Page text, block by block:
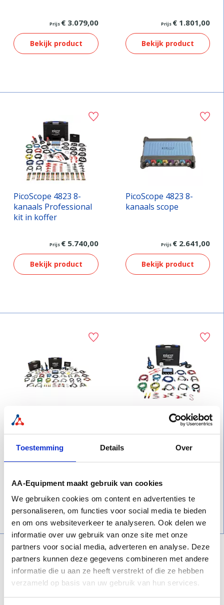
Toestemming Details Over
AA-Equipment maakt gebruik van cookies
We gebruiken cookies om content en advertenties te
personaliseren, om functies voor social media te bieden
en om ons websiteverkeer te analyseren. Ook delen we
informatie over uw gebruik van onze site met onze
partners voor social media, adverteren en analyse. Deze
partners kunnen deze gegevens combineren met andere
informatie die u aan ze heeft verstrekt of die ze hebben
verzameld op basis van uw gebruik van hun services.
Prijs € 3.079,00
Bekijk product
Prijs € 1.801,00
Bekijk product
PicoScope 4823 8-
kanaals Professional
kit in koffer
Prijs € 5.740,00
Bekijk product
PicoScope 4823 8-
kanaals scope
Prijs € 2.641,00
Bekijk product
PicoScope Off-
Highway Elite kit in
koffer
€ 7.193,00
Bekijk product
PicoScope Off-
Highway Entry kit in
koffer
€ 2.993,00
Bekijk product